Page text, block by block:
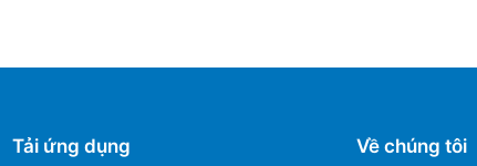
Tải ứng dụng Về chúng tôi